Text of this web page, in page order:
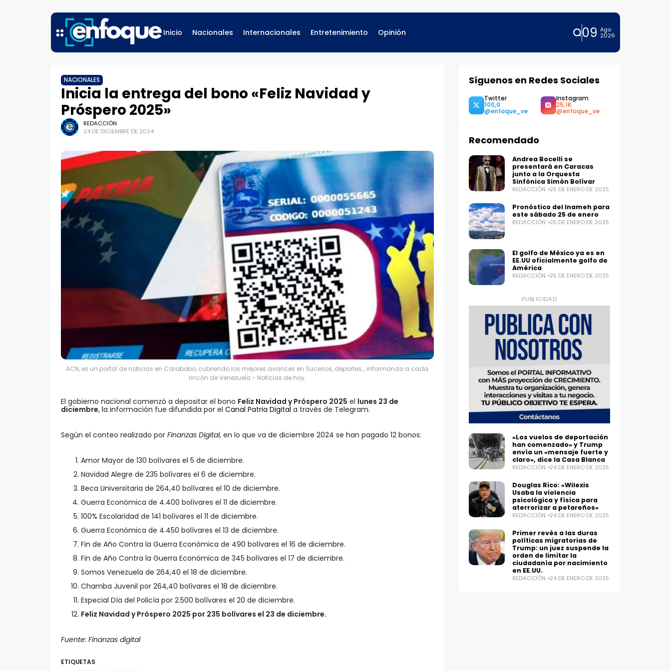
Inicio Nacionales Internacionales Entretenimiento Opinión 09 Ago
2026
NACIONALES
Inicia la entrega del bono «Feliz Navidad y
Próspero 2025»
REDACCIÓN
24 DE DICIEMBRE DE 2024
ACN, es un portal de noticias en Carabobo, cubriendo los mejores avances en Sucesos, deportes, , informando a cada
rincón de Venezuela - Noticias de hoy.
El gobierno nacional comenzó a depositar el bono Feliz Navidad y Próspero 2025 el lunes 23 de
diciembre, la información fue difundida por el Canal Patria Digital a través de Telegram.
Según el conteo realizado por Finanzas Digital, en lo que va de diciembre 2024 se han pagado 12 bonos:
Amor Mayor de 130 bolívares el 5 de diciembre.
Navidad Alegre de 235 bolívares el 6 de diciembre.
Beca Universitaria de 264,40 bolívares el 10 de diciembre.
Guerra Económica de 4.400 bolívares el 11 de diciembre.
100% Escolaridad de 141 bolívares el 11 de diciembre.
Guerra Económica de 4.450 bolívares el 13 de diciembre.
Fin de Año Contra la Guerra Económica de 490 bolívares el 16 de diciembre.
Fin de Año Contra la Guerra Económica de 345 bolívares el 17 de diciembre.
Somos Venezuela de 264,40 el 18 de diciembre.
Chamba Juvenil por 264,40 bolívares el 18 de diciembre.
Especial Día del Policía por 2.500 bolívares el 20 de diciembre.
Feliz Navidad y Próspero 2025 por 235 bolívares el 23 de diciembre.
Fuente: Finanzas digital
ETIQUETAS
Síguenos en Redes Sociales
Twitter
100,0
Recomendado
Andrea Bocelli se
presentará en Caracas
junto a la Orquesta
Sinfónica Simón Bolívar
REDACCIÓN 25 DE ENERO DE 2025
Pronóstico del Inameh para
este sábado 25 de enero
REDACCIÓN 25 DE ENERO DE 2025
El golfo de México ya es en
EE.UU oficialmente golfo de
América
REDACCIÓN 25 DE ENERO DE 2025
PUBLICIDAD
«Los vuelos de deportación
han comenzado» y Trump
envía un «mensaje fuerte y
claro», dice la Casa Blanca
REDACCIÓN 24 DE ENERO DE 2025
Douglas Rico: «Wilexis
Usaba la violencia
psicológica y física para
aterrorizar a petareños»
REDACCIÓN 24 DE ENERO DE 2025
Primer revés a las duras
políticas migratorias de
Trump: un juez suspende la
orden de limitar la
ciudadanía por nacimiento
en EE.UU.
REDACCIÓN 24 DE ENERO DE 2025